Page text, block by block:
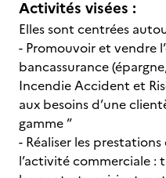
Activités visées :
Elles sont centrées
- Promouvoir et vendre
bancassurance
Incendie Accident et
aux besoins d’une
gamme ”
- Réaliser les
l’activité commerciale :